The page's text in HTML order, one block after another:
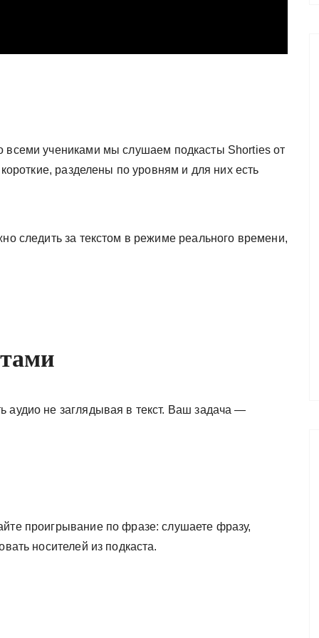
всеми учениками мы слушаем подкасты Shorties от
разделены по уровням и для них есть
следить за текстом в режиме реального времени,
аудио не заглядывая в текст. Ваш задача —
проигрывание по фразе: слушаете фразу,
носителей из подкаста.